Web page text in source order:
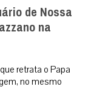
de Nossa
na
retrata o Papa
no mesmo